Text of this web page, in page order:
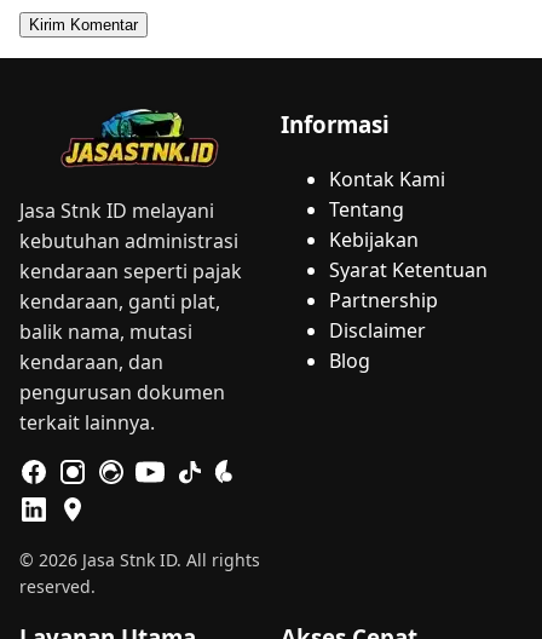
Jasa Stnk ID melayani
kebutuhan administrasi
kendaraan seperti pajak
kendaraan, ganti plat,
balik nama, mutasi
kendaraan, dan
pengurusan dokumen
terkait lainnya.
© 2026 Jasa Stnk ID. All rights
reserved.
Informasi
Kontak Kami
Tentang
Kebijakan
Syarat Ketentuan
Partnership
Disclaimer
Blog